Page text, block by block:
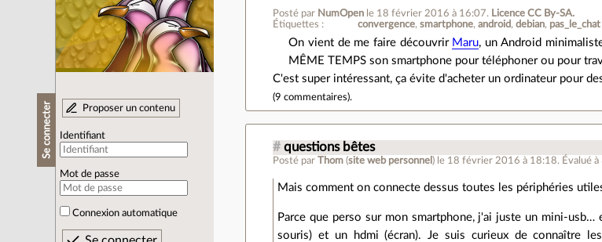
Se connecter Proposer un contenu
Identifiant
Mot de passe
Connexion automatique
Posté par NumOpen le 18 février 2016 à 16:07. Licence CC By‑SA.
Étiquettes :
convergence smartphone android debian pas_le_chat
On vient de me faire découvrir Maru, un Android
MÊME TEMPS son smartphone pour téléphoner ou pour
C'est super intéressant, ça évite d'acheter un ordinateur pour
(9 commentaires).
# questions bêtes
Posté par Thom (site web personnel ) le 18 février 2016 à 18:18. Évalué à
Mais comment on connecte dessus toutes les périphéries
Parce que perso sur mon smartphone, j'ai juste un mini-
souris) et un hdmi (écran). Je suis curieux de connaître